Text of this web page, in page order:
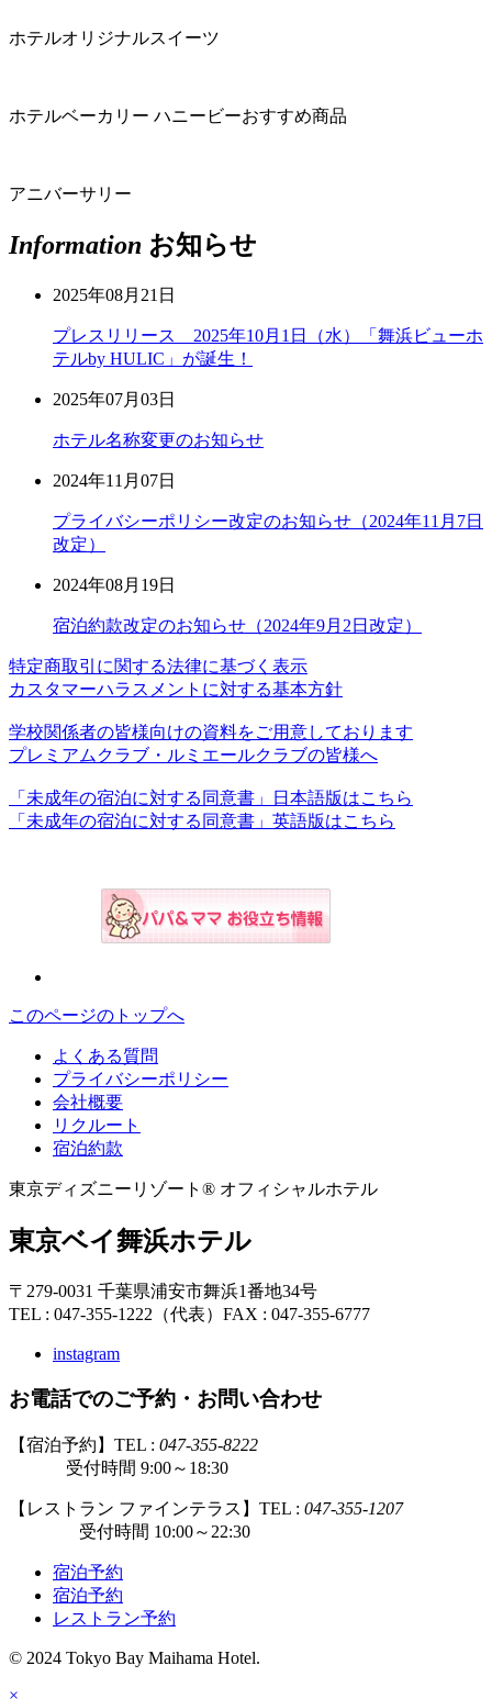
ホテルオリジナルスイーツ
ホテルベーカリー ハニービーおすすめ商品
アニバーサリー
Information お知らせ
2025年08月21日
プレスリリース 2025年10月1日（水）「舞浜ビューホ
テルby HULIC」が誕生！
2025年07月03日
ホテル名称変更のお知らせ
2024年11月07日
プライバシーポリシー改定のお知らせ（2024年11月7日
改定）
2024年08月19日
宿泊約款改定のお知らせ（2024年9月2日改定）
特定商取引に関する法律に基づく表示
カスタマーハラスメントに対する基本方針
学校関係者の皆様向けの資料をご用意しております
プレミアムクラブ・ルミエールクラブの皆様へ
「未成年の宿泊に対する同意書」日本語版はこちら
「未成年の宿泊に対する同意書」英語版はこちら
このページのトップへ
よくある質問
プライバシーポリシー
会社概要
リクルート
宿泊約款
東京ディズニーリゾート® オフィシャルホテル
東京ベイ舞浜ホテル
〒279-0031 千葉県浦安市舞浜1番地34号
TEL : 047-355-1222（代表） FAX : 047-355-6777
instagram
お電話でのご予約・お問い合わせ
【宿泊予約】TEL : 047-355-8222
受付時間 9:00～18:30
【レストラン ファインテラス】TEL : 047-355-1207
受付時間 10:00～22:30
宿泊予約
宿泊予約
レストラン予約
© 2024 Tokyo Bay Maihama Hotel.
×